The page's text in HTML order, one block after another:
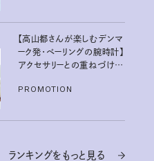
【高山都さんが楽しむデンマ
ーク発・ベーリングの腕時計】
アクセサリーとの重ねづけも
選
PROMOTION
ランキングをもっと見る